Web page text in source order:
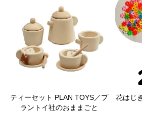
ティーセット PLAN TOYS／プ
ラントイ社のおままごと
花はじ